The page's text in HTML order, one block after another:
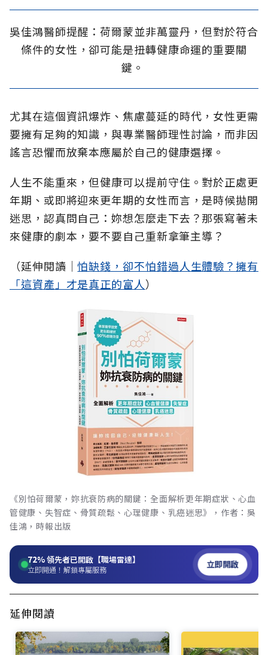
吳佳鴻醫師提醒：荷爾蒙並非萬靈丹，但對於符合
條件的女性，卻可能是扭轉健康命運的重要關
鍵。
尤其在這個資訊爆炸、焦慮蔓延的時代，女性更需
要擁有足夠的知識，與專業醫師理性討論，而非因
謠言恐懼而放棄本應屬於自己的健康選擇。
人生不能重來，但健康可以提前守住。對於正處更
年期、或即將迎來更年期的女性而言，是時候拋開
迷思，認真問自己：妳想怎麼走下去？那張寫著未
來健康的劇本，要不要自己重新拿筆主導？
（延伸閱讀│怕缺錢，卻不怕錯過人生體驗？擁有
「這資產」才是真正的富人）
《別怕荷爾蒙，妳抗衰防病的關鍵：全面解析更年期症狀、心血
管健康、失智症、骨質疏鬆、心理健康、乳癌迷思》，作者：吳
佳鴻，時報出版
72%領先者已開啟【職場雷達】
立即開通！解鎖專屬服務 立即開啟
延伸閱讀